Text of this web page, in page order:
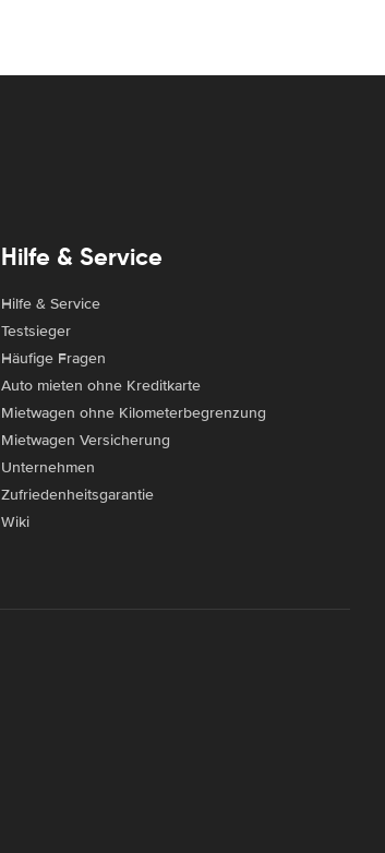
Hilfe & Service
Hilfe & Service
Testsieger
Häufige Fragen
Auto mieten ohne Kreditkarte
Mietwagen ohne Kilometerbegrenzung
Mietwagen Versicherung
Unternehmen
Zufriedenheitsgarantie
Wiki